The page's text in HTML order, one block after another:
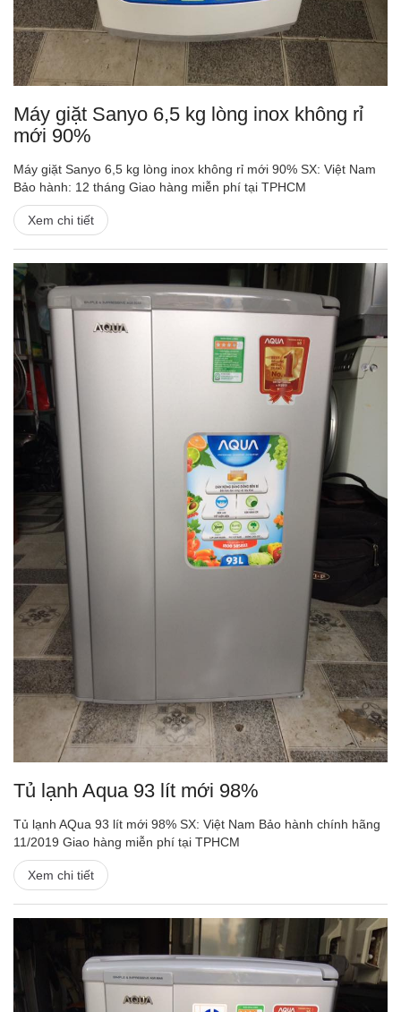
Máy giặt Sanyo 6,5 kg lòng inox không rỉ
mới 90%
Máy giặt Sanyo 6,5 kg lòng inox không rỉ mới 90% SX: Việt Nam
Bảo hành: 12 tháng Giao hàng miễn phí tại TPHCM
Xem chi tiết
Tủ lạnh Aqua 93 lít mới 98%
Tủ lạnh AQua 93 lít mới 98% SX: Việt Nam Bảo hành chính hãng
11/2019 Giao hàng miễn phí tại TPHCM
Xem chi tiết